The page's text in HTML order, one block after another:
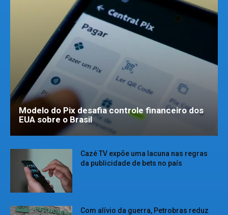
Modelo do Pix desafia controle financeiro dos
EUA sobre o Brasil
Cazé TV expõe uma lacuna nas regras
da publicidade de bets no país
Com alívio da guerra, Petrobras reduz